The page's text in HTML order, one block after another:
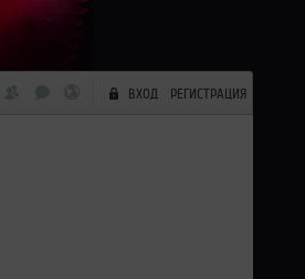
ВХОД РЕГИСТРАЦИЯ